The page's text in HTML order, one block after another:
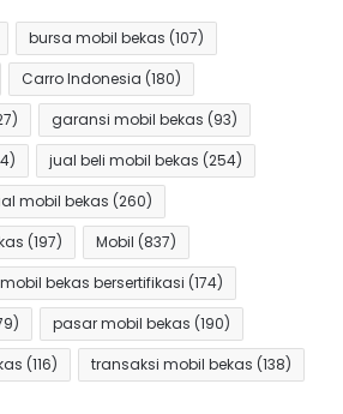
bursa mobil bekas (107)
Carro Indonesia (180)
garansi mobil bekas (93)
jual beli mobil bekas (254)
mobil bekas (260)
(197) Mobil (837)
mobil bekas bersertifikasi (174)
pasar mobil bekas (190)
(116) transaksi mobil bekas (138)